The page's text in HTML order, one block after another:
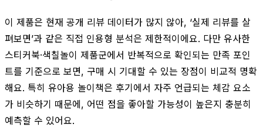
이 제품은 현재 공개 리뷰 데이터가 많지 않아, ‘실제 리뷰를 살
펴보면’과 같은 직접 인용형 분석은 제한적이에요. 다만 유사한
스티커북·색칠놀이 제품군에서 반복적으로 확인되는 만족 포인
트를 기준으로 보면, 구매 시 기대할 수 있는 장점이 비교적 명확
해요. 특히 유아용 놀이책은 후기에서 자주 언급되는 체감 요소
가 비슷하기 때문에, 어떤 점을 좋아할 가능성이 높은지 충분히
예측할 수 있어요.